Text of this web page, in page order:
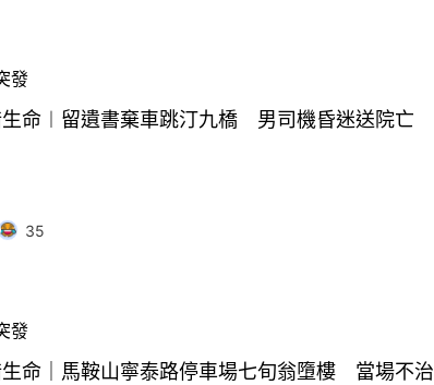
發
命︱留遺書棄車跳汀九橋 男司機昏迷送院亡
35
發
命｜馬鞍山寧泰路停車場七旬翁墮樓 當場不治